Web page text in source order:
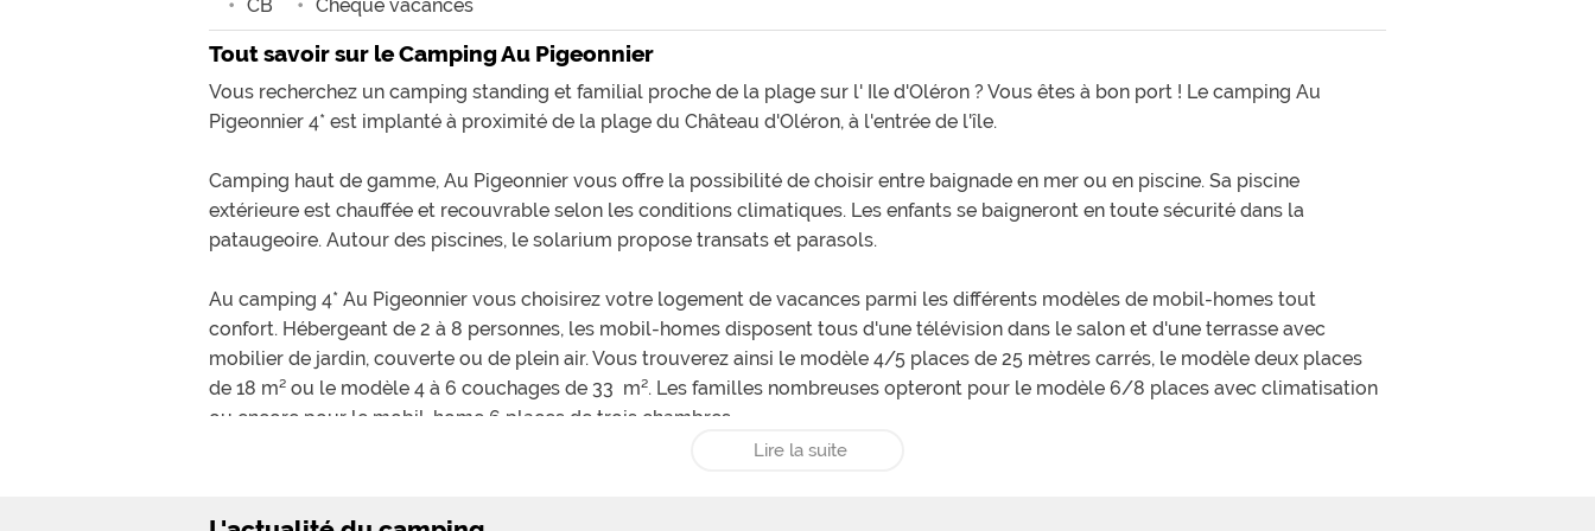
l'on ajoute à cela un mobil-home non fidèle au plan du site
pour le ménage d'un mobil-home de 27.5 m²), et une
propreté imparfaite dans le mobil-home à l'arrivée (toiles
comprendrez que je ne vous recommande pas ce camping.
CB
Chèque vacances
Tout savoir sur le Camping Au Pigeonnier
Vous recherchez un camping standing et familial proche de la plage sur l' Ile d'Oléron ? Vous êtes à bon port ! Le camping Au
Pigeonnier 4* est implanté à proximité de la plage du Château d'Oléron, à l'entrée de l'île.
Camping haut de gamme, Au Pigeonnier vous offre la possibilité de choisir entre baignade en mer ou en piscine. Sa piscine
extérieure est chauffée et recouvrable selon les conditions climatiques. Les enfants se baigneront en toute sécurité dans la
pataugeoire. Autour des piscines, le solarium propose transats et parasols.
Au camping 4* Au Pigeonnier vous choisirez votre logement de vacances parmi les différents modèles de mobil-homes tout
confort. Hébergeant de 2 à 8 personnes, les mobil-homes disposent tous d'une télévision dans le salon et d'une terrasse avec
mobilier de jardin, couverte ou de plein air. Vous trouverez ainsi le modèle 4/5 places de 25 mètres carrés, le modèle deux places
de 18 m² ou le modèle 4 à 6 couchages de 33 m². Les familles nombreuses opteront pour le modèle 6/8 places avec climatisation
ou encore pour le mobil-home 6 places de trois chambres.
Quant aux campeurs nature, ils trouveront des emplacements de grande taille pour tentes, caravanes et camping-cars tous
Lire la suite